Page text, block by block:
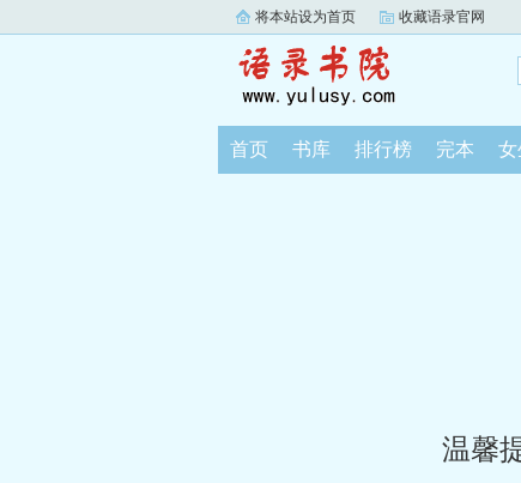
将本站设为首页 收藏语录官网
首页 书库 排行榜 完本 女
温馨